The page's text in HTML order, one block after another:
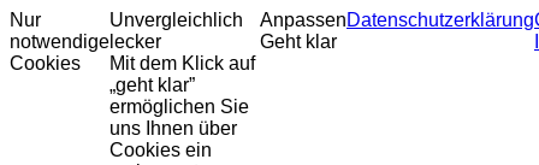
Nur
notwendige
Cookies
Unvergleichlich
lecker
Mit dem Klick auf
„geht klar”
ermöglichen Sie
uns Ihnen über
Cookies ein
Anpassen
Geht klar
Datenschutzerklärung